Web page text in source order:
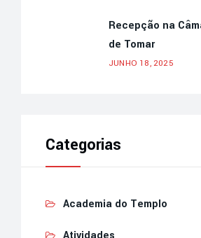
Recepção na
de Tomar
JUNHO 18, 2025
Categorias
Academia do Templo